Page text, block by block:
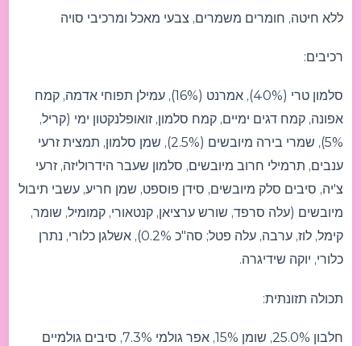
ללא חיטה, חומרים משמרים, צבעי מאכל ומרכיבי סויה
רכיבים:
סלמון טרי (40%), אמרנט (16%), עמילן תפוחי אדמה, קמח
אפונה, קמח דגים ימיים, קמח סלמון, זואופלנקטון ימי (קריל,
5%), שמרי בירה מיובשים (2.5%), שמן סלמון, תמצית זרעי
ענבים, תרמילי חרוב מיובשים, סלמון שעבר הידרוליזה, זרעי
צ'יה, סיבים סלק מיובשים, סידן פוספט, שמן חריע, עשבי תיבול
מיובשים (עלה סרפד, שורש ערציאן, קנטאורי, קמומיל, שומר,
קימל, לוז, ערבה, עלה פטל; סה"כ 0.2%), אשלגן כלורי, נתרן
כלורי, יוקה שידיגרה.
תכולה תזונתית:
חלבון 25.0%, שומן 15%, אפר גולמי 7.3%, סיבים גולמיים